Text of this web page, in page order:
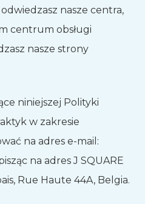
nasze centra,
centrum obsługi
nasze strony
niniejszej Polityki
w zakresie
na adres e-mail:
na adres J SQUARE
Rue Haute 44A, Belgia.